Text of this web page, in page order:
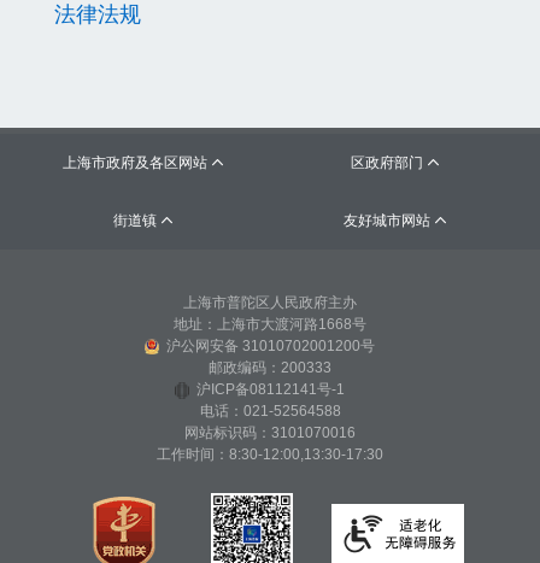
法律法规
上海市政府及各区网站  区政府部门 
街道镇  友好城市网站 
上海市普陀区人民政府主办
地址：上海市大渡河路1668号
沪公网安备 31010702001200号
邮政编码：200333
沪ICP备08112141号-1
电话：021-52564588
网站标识码：3101070016
工作时间：8:30-12:00,13:30-17:30